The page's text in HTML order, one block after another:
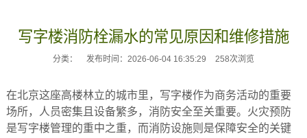
写字楼消防栓漏水的常见原因和维修措施
分类： 发布时间：2026-06-04 16:35:29 258次浏览
在北京这座高楼林立的城市里，写字楼作为商务活动的重要
场所，人员密集且设备繁多，消防安全至关重要。火灾预防
是写字楼管理的重中之重，而消防设施则是保障安全的关键